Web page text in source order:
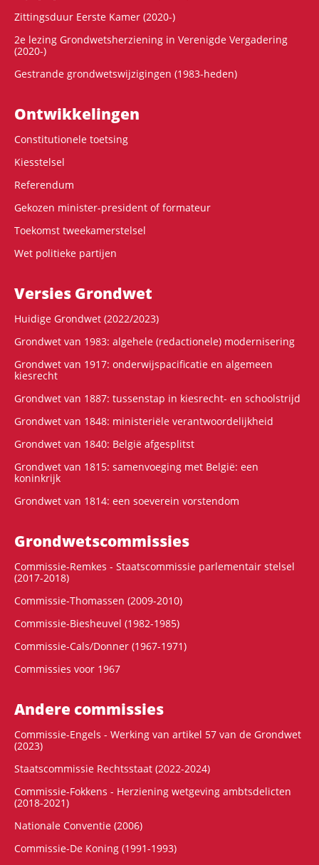
Zittingsduur Eerste Kamer (2020-)
2e lezing Grondwetsherziening in Verenigde Vergadering
(2020-)
Gestrande grondwetswijzigingen (1983-heden)
Ontwikke­lingen
Constitutionele toetsing
Kiesstelsel
Referendum
Gekozen minister-president of formateur
Toekomst tweekamerstelsel
Wet politieke partijen
Versies Grondwet
Huidige Grondwet (2022/2023)
Grondwet van 1983: algehele (redactionele) modernisering
Grondwet van 1917: onderwijspacificatie en algemeen
kiesrecht
Grondwet van 1887: tussenstap in kiesrecht- en schoolstrijd
Grondwet van 1848: ministeriële verantwoordelijkheid
Grondwet van 1840: België afgesplitst
Grondwet van 1815: samenvoeging met België: een
koninkrijk
Grondwet van 1814: een soeverein vorstendom
Grondwets­commissies
Commissie-Remkes - Staatscommissie parlementair stelsel
(2017-2018)
Commissie-Thomassen (2009-2010)
Commissie-Biesheuvel (1982-1985)
Commissie-Cals/Donner (1967-1971)
Commissies voor 1967
Andere commissies
Commissie-Engels - Werking van artikel 57 van de Grondwet
(2023)
Staatscommissie Rechtsstaat (2022-2024)
Commissie-Fokkens - Herziening wetgeving ambtsdelicten
(2018-2021)
Nationale Conventie (2006)
Commissie-De Koning (1991-1993)